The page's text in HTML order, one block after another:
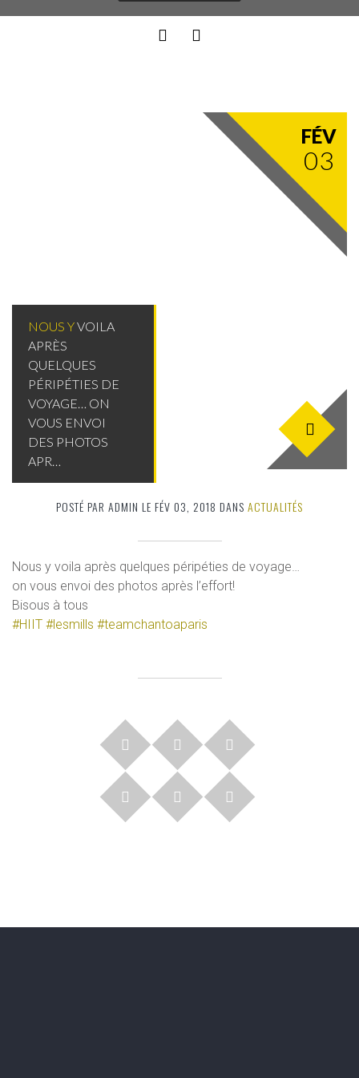
FÉV
03
NOUS YVOILA
APRÈS
QUELQUES
PÉRIPÉTIES DE
VOYAGE… ON
VOUS ENVOI
DES PHOTOS
APR…
POSTÉ PAR ADMIN LE FÉV 03, 2018 DANS ACTUALITÉS
Nous y voila après quelques péripéties de voyage…
on vous envoi des photos après l’effort!
Bisous à tous
#HIIT #lesmills #teamchantoaparis